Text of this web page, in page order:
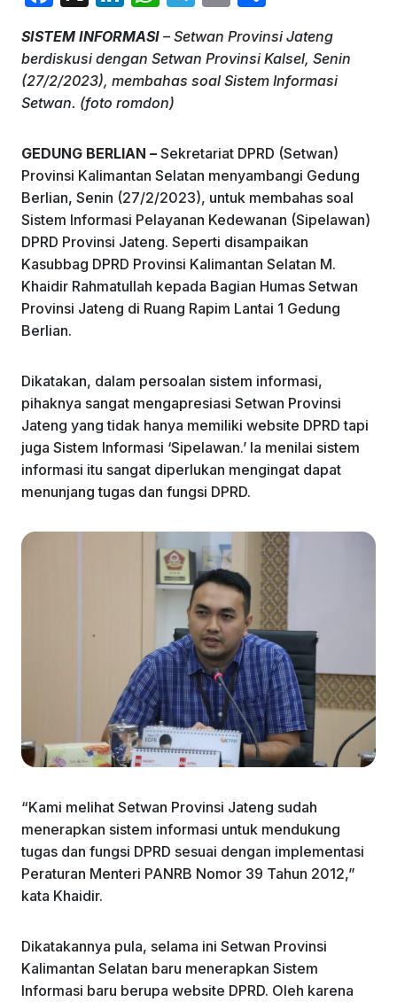
c
e
b
o
k
k
e
dI
at
s
A
p
e
gr
ai
l
ar
e
SISTEM INFORMASI – Setwan Provinsi Jateng
berdiskusi dengan Setwan Provinsi Kalsel, Senin
(27/2/2023), membahas soal Sistem Informasi
Setwan. (foto romdon)
GEDUNG BERLIAN – Sekretariat DPRD (Setwan)
Provinsi Kalimantan Selatan menyambangi Gedung
Berlian, Senin (27/2/2023), untuk membahas soal
Sistem Informasi Pelayanan Kedewanan (Sipelawan)
DPRD Provinsi Jateng. Seperti disampaikan
Kasubbag DPRD Provinsi Kalimantan Selatan M.
Khaidir Rahmatullah kepada Bagian Humas Setwan
Provinsi Jateng di Ruang Rapim Lantai 1 Gedung
Berlian.
Dikatakan, dalam persoalan sistem informasi,
pihaknya sangat mengapresiasi Setwan Provinsi
Jateng yang tidak hanya memiliki website DPRD tapi
juga Sistem Informasi ‘Sipelawan.’ Ia menilai sistem
informasi itu sangat diperlukan mengingat dapat
menunjang tugas dan fungsi DPRD.
“Kami melihat Setwan Provinsi Jateng sudah
menerapkan sistem informasi untuk mendukung
tugas dan fungsi DPRD sesuai dengan implementasi
Peraturan Menteri PANRB Nomor 39 Tahun 2012,”
kata Khaidir.
Dikatakannya pula, selama ini Setwan Provinsi
Kalimantan Selatan baru menerapkan Sistem
Informasi baru berupa website DPRD. Oleh karena